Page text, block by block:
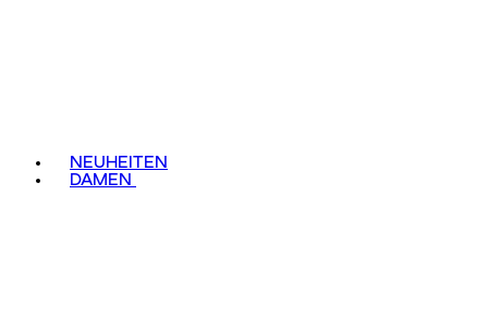
NEUHEITEN
DAMEN